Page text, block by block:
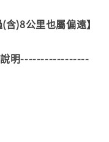
含)8公里也屬偏遠】
明-----------------